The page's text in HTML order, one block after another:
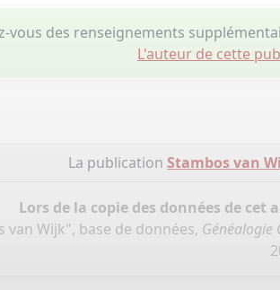
vous des renseignements
L'auteur de cette
La publicationStambos van
Lors de la copie des données de
van Wijk", base de données, Généalogie